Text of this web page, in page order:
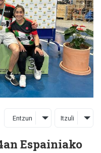
Entzun Itzuli
Espainiako